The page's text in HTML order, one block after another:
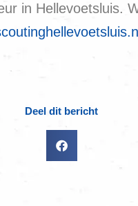
in Hellevoetsluis.
Deel dit bericht